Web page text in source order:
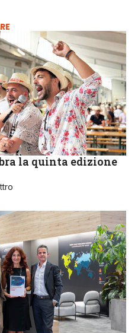
la quinta edizione